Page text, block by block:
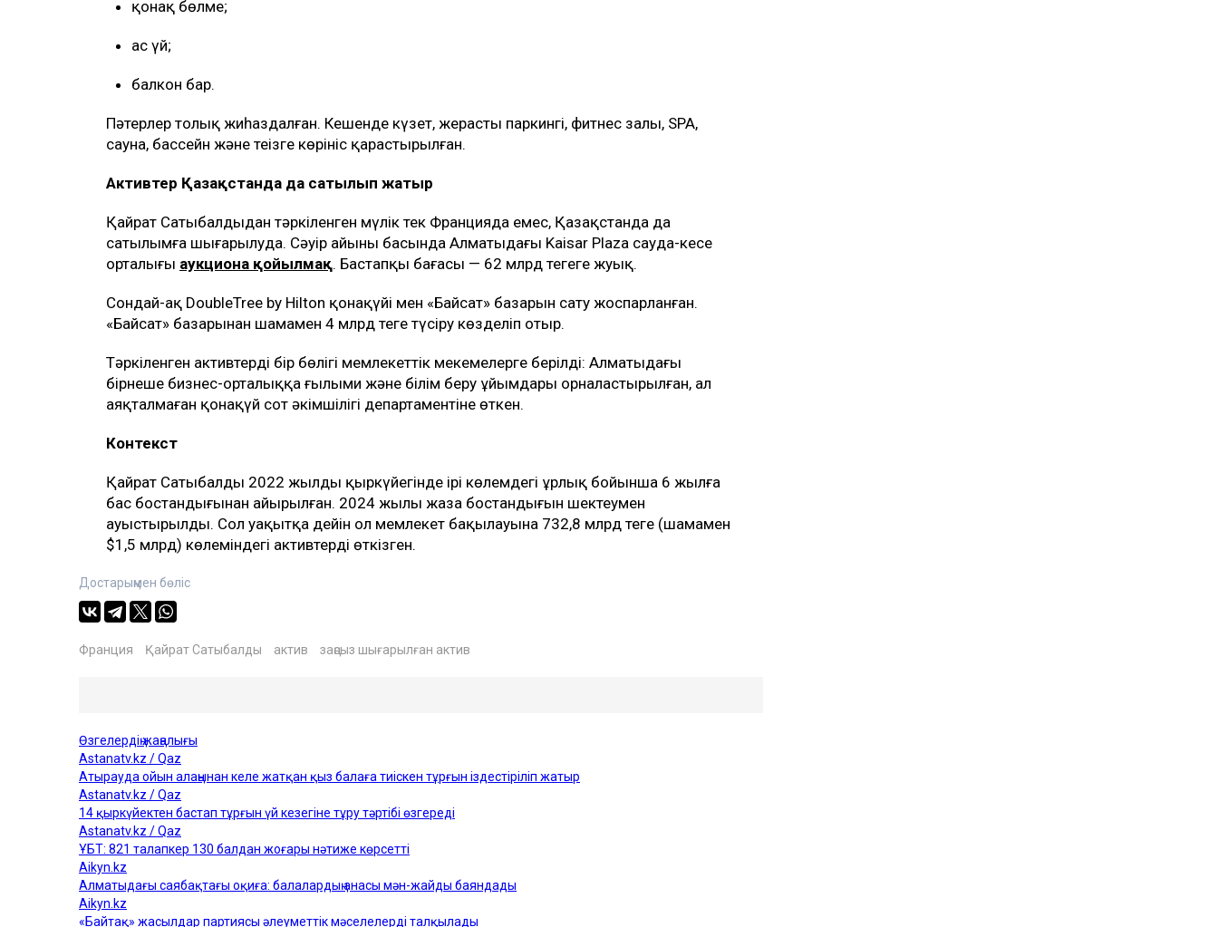
қонақ бөлме;
ас үй;
балкон бар.
Пәтерлер толық жиһаздалған. Кешенде күзет, жерасты паркингі, фитнес залы, SPA,
сауна, бассейн және теңізге көрініс қарастырылған.
Активтер Қазақстанда да сатылып жатыр
Қайрат Сатыбалдыдан тәркіленген мүлік тек Францияда емес, Қазақстанда да
сатылымға шығарылуда. Сәуір айының басында Алматыдағы Kaisar Plaza сауда-кеңсе
орталығы аукционға қойылмақ. Бастапқы бағасы — 62 млрд теңгеге жуық.
Сондай-ақ DoubleTree by Hilton қонақүйі мен «Байсат» базарын сату жоспарланған.
«Байсат» базарынан шамамен 4 млрд теңге түсіру көзделіп отыр.
Тәркіленген активтердің бір бөлігі мемлекеттік мекемелерге берілді: Алматыдағы
бірнеше бизнес-орталыққа ғылыми және білім беру ұйымдары орналастырылған, ал
аяқталмаған қонақүй сот әкімшілігі департаментіне өткен.
Контекст
Қайрат Сатыбалды 2022 жылдың қыркүйегінде ірі көлемдегі ұрлық бойынша 6 жылға
бас бостандығынан айырылған. 2024 жылы жаза бостандығын шектеумен
ауыстырылды. Сол уақытқа дейін ол мемлекет бақылауына 732,8 млрд теңге (шамамен
$1,5 млрд) көлеміндегі активтерді өткізген.
Достарыңмен бөліс
Франция Қайрат Сатыбалды актив заңсыз шығарылған актив